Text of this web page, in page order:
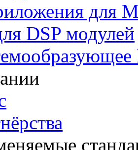
для
DSP модулей